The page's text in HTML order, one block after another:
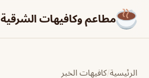
مطاعم وكافيهات الشرقية
الرئيسية/كافيهات الخبر